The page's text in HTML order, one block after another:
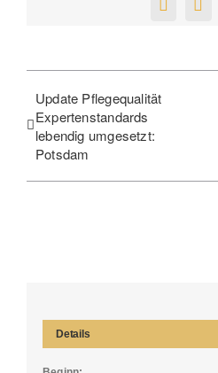
Facebook
X
Update Pflegequalität
Expertenstandards
lebendig umgesetzt:
Potsdam
Details